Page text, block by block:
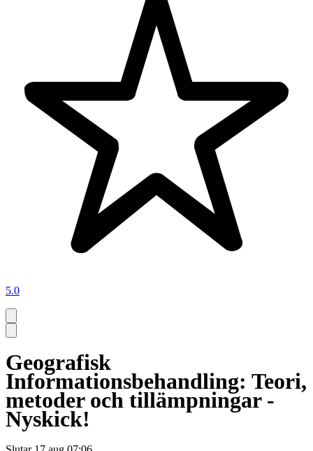
5.0
Geografisk
Informationsbehandling: Teori,
metoder och tillämpningar -
Nyskick!